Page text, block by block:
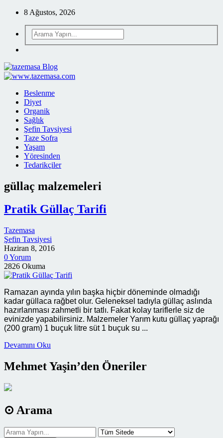
8 Ağustos, 2026
Beslenme
Diyet
Organik
Sağlık
Şefin Tavsiyesi
Taze Sofra
Yaşam
Yöresinden
Tedarikçiler
güllaç malzemeleri
Pratik Güllaç Tarifi
Tazemasa
Şefin Tavsiyesi
Haziran 8, 2016
0 Yorum
2826 Okuma
Ramazan ayında yılın başka hiçbir döneminde olmadığı
kadar güllaca rağbet olur. Geleneksel tadıyla güllaç aslında
hazırlanması zahmetli bir tatlı. Fakat kolay tariflerle siz de
evinizde yapabilirsiniz. Malzemeler Yarım kutu güllaç yaprağı
(200 gram) 1 buçuk litre süt 1 buçuk su ...
Devamını Oku
Mehmet Yaşin’den Öneriler
⊙ Arama